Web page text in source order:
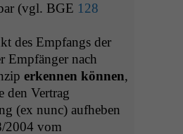
(vgl. BGE 128
des Emp­fangs der
Empfänger nach
erken­nen kön­nen,
den Vertrag
(ex nunc) aufheben
2004 vom